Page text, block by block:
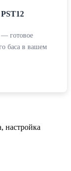
— готовое
баса в вашем
настройка